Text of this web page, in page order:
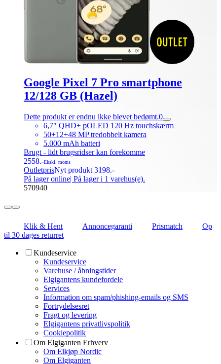
Google Pixel 7 Pro smartphone
12/128 GB (Hazel)
Dette produkt er endnu ikke blevet bedømt.0
6,7" QHD+ pOLED 120 Hz touchskærm
50+12+48 MP tredobbelt kamera
5.000 mAh batteri
Brugt - lidt brugsridser kan forekomme
2558.-Ekskl. moms
OutletprisNyt produkt 3198.-
På lager online| På lager i 1 varehus(e).
570940
Klik & Hent Annoncegaranti Prismatch
Op
til 30 dages returret
Kundeservice
Kundeservice
Varehuse / åbningstider
Elgigantens kundefordele
Services
Information om spam/phishing-emails og SMS
Fortrydelsesret
Fragt og levering
Elgigantens privatlivspolitik
Cookiepolitik
Om Elgiganten Erhverv
Om Elkjøp Nordic
Om Elgiganten